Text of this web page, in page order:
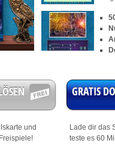
und
GRATIS
Lade dir das
teste es 60